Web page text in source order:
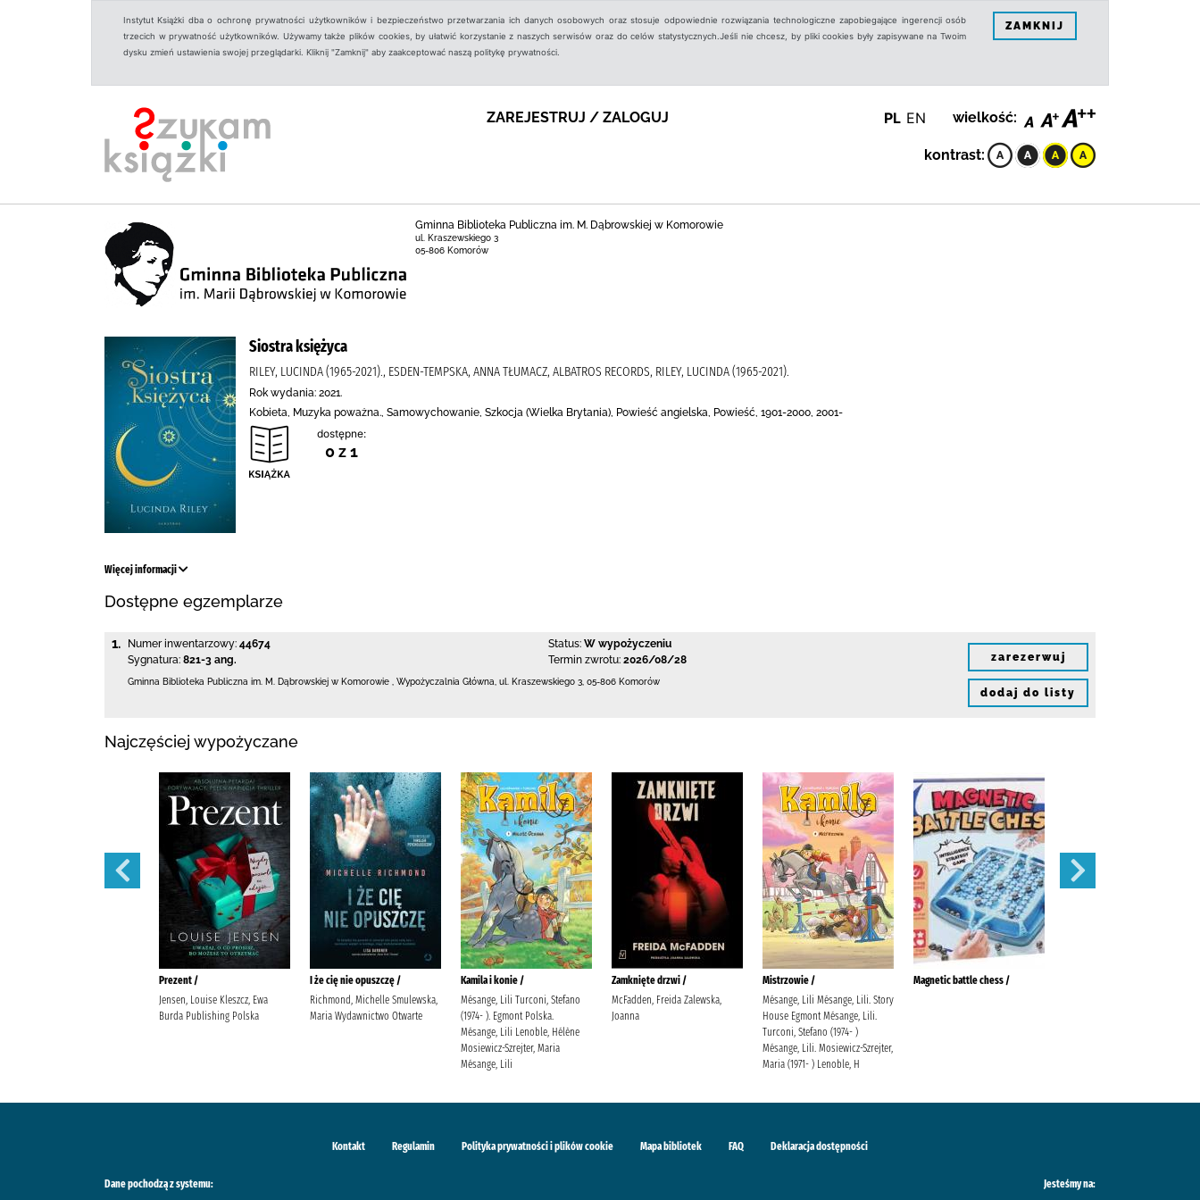
Instytut Książki dba o ochronę prywatności użytkowników i bezpieczeństwo przetwarzania ich danych osobowych oraz stosuje odpowiednie rozwiązania technologiczne zapobiegające ingerencji osób
trzecich w prywatność użytkowników. Używamy także plików cookies, by ułatwić korzystanie z naszych serwisów oraz do celów statystycznych.Jeśli nie chcesz, by pliki cookies były zapisywane na Twoim
dysku zmień ustawienia swojej przeglądarki. Kliknij "Zamknij" aby zaakceptować naszą politykę prywatności.
ZAMKNIJ
ZAREJESTRUJ / ZALOGUJ PL EN wielkość:
kontrast:
Gminna Biblioteka Publiczna im. M. Dąbrowskiej w Komorowie
ul. Kraszewskiego 3
05-806 Komorów
Siostra księżyca
RILEY, LUCINDA (1965-2021)., ESDEN-TEMPSKA, ANNA TŁUMACZ, ALBATROS RECORDS, RILEY, LUCINDA (1965-2021).
Rok wydania: 2021.
Kobieta, Muzyka poważna., Samowychowanie, Szkocja (Wielka Brytania), Powieść angielska, Powieść, 1901-2000, 2001-
dostępne:
0 z 1
Więcej informacji
Dostępne egzemplarze
1. Numer inwentarzowy: 44674
Sygnatura: 821-3 ang.
Status: W wypożyczeniu
Termin zwrotu: 2026/08/28
Gminna Biblioteka Publiczna im. M. Dąbrowskiej w Komorowie Wypożyczalnia Główna, ul. Kraszewskiego 3 05-806 Komorów
zarezerwuj
dodaj do listy
Najczęściej wypożyczane
Prezent /
Jensen, Louise Kleszcz, Ewa
Burda Publishing Polska
I że cię nie opuszczę /
Richmond, Michelle Smulewska,
Maria Wydawnictwo Otwarte
Kamila i konie /
Mésange, Lili Turconi, Stefano
(1974- ). Egmont Polska.
Mésange, Lili Lenoble, Hélène
Mosiewicz-Szrejter, Maria
Mésange, Lili
Zamknięte drzwi /
McFadden, Freida Zalewska,
Joanna
Mistrzowie /
Mésange, Lili Mésange, Lili. Story
House Egmont Mésange, Lili.
Turconi, Stefano (1974- )
Mésange, Lili. Mosiewicz-Szrejter,
Maria (1971- ) Lenoble, H
Magnetic battle chess /
Kontakt Regulamin Polityka prywatności i plików cookie Mapa bibliotek FAQ Deklaracja dostępności
Dane pochodzą z systemu: Jesteśmy na: